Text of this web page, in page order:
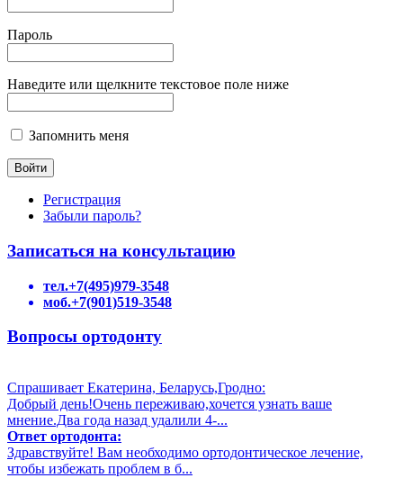
Пароль
Наведите или щелкните текстовое поле ниже
Запомнить меня
Регистрация
Забыли пароль?
Записаться на консультацию
тел.+7(495)979-3548
моб.+7(901)519-3548
Вопросы ортодонту
Спрашивает Екатерина, Беларусь,Гродно:
Добрый день!Очень переживаю,хочется узнать ваше
мнение.Два года назад удалили 4-...
Ответ ортодонта:
Здравствуйте! Вам необходимо ортодонтическое лечение,
чтобы избежать проблем в б...